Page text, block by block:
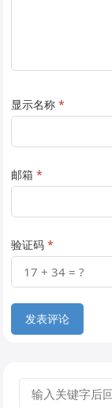
显示名称*
邮箱*
验证码 *